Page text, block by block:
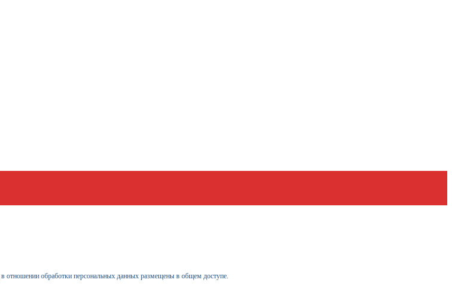
в отношении обработки персональных данных размещены в общем доступе.